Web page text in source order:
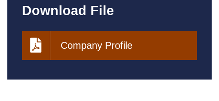
Download File
Company Profile